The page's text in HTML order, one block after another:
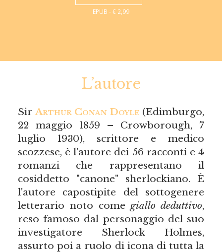
EPUB - € 2,99
L’autore
SirArthur Conan Doyle (Edimburgo,
22 maggio 1859 – Crowborough, 7
luglio 1930), scrittore e medico
scozzese, è l'autore dei 56 racconti e 4
romanzi che rappresentano il
cosiddetto "canone" sherlockiano. È
l'autore capostipite del sottogenere
letterario noto comegiallo deduttivo,
reso famoso dal personaggio del suo
investigatore Sherlock Holmes,
assurto poi a ruolo di icona di tutta la